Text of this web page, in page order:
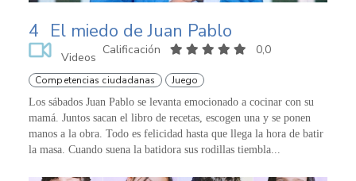
4 El miedo de Juan Pablo
Videos
Calificación 0,0
Competencias ciudadanas Juego
Los sábados Juan Pablo se levanta emocionado a cocinar con su
mamá. Juntos sacan el libro de recetas, escogen una y se ponen
manos a la obra. Todo es felicidad hasta que llega la hora de batir
la masa. Cuando suena la batidora sus rodillas tiembla...